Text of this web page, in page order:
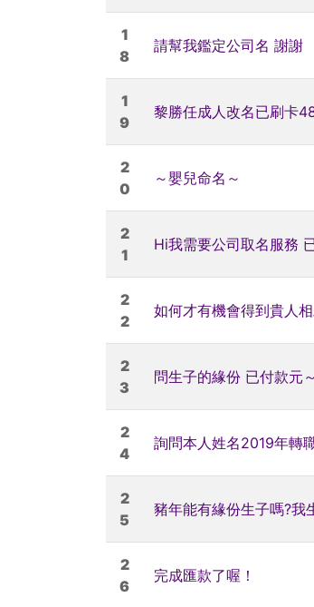
1
8
請幫我鑑定公司名 謝謝
1
9
黎勝任成人改名已刷卡
2
0
～嬰兒命名～
2
1
Hi我需要公司取名服務
2
2
如何才有機會得到貴人
2
3
問生子的緣份 已付款元
2
4
詢問本人姓名2019年轉
2
5
豬年能有緣份生子嗎?我
2
6
完成匯款了喔！